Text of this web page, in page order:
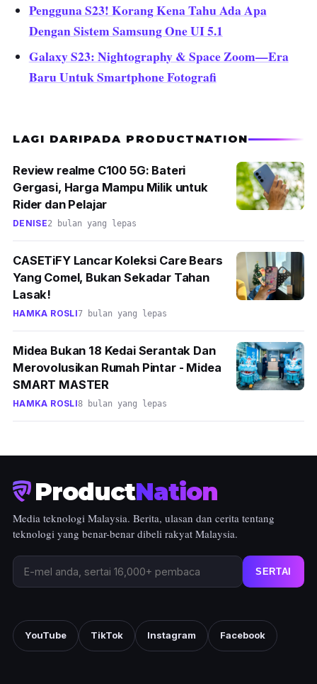
Pengguna S23! Korang Kena Tahu Ada Apa
Dengan Sistem Samsung One UI 5.1
Galaxy S23: Nightography & Space Zoom—Era
Baru Untuk Smartphone Fotografi
LAGI DARIPADA PRODUCTNATION
Review realme C100 5G: Bateri
Gergasi, Harga Mampu Milik untuk
Rider dan Pelajar
DENISE2 bulan yang lepas
CASETiFY Lancar Koleksi Care Bears
Yang Comel, Bukan Sekadar Tahan
Lasak!
HAMKA ROSLI7 bulan yang lepas
Midea Bukan 18 Kedai Serantak Dan
Merovolusikan Rumah Pintar - Midea
SMART MASTER
HAMKA ROSLI8 bulan yang lepas
ProductNation
Media teknologi Malaysia. Berita, ulasan dan cerita tentang
teknologi yang benar-benar dibeli rakyat Malaysia.
SERTAI
YouTube TikTok Instagram Facebook